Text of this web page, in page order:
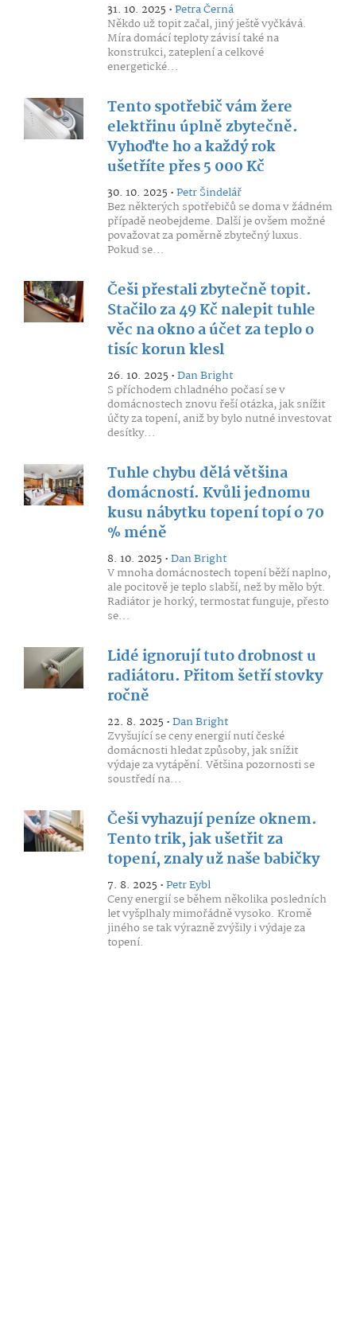
31. 10. 2025 •Petra Černá
Někdo už topit začal, jiný ještě vyčkává.
Míra domácí teploty závisí také na
konstrukci, zateplení a celkové
energetické...
Tento spotřebič vám žere
elektřinu úplně zbytečně.
Vyhoďte ho a každý rok
ušetříte přes 5 000 Kč
30. 10. 2025 •Petr Šindelář
Bez některých spotřebičů se doma v žádném
případě neobejdeme. Další je ovšem možné
považovat za poměrně zbytečný luxus.
Pokud se...
Češi přestali zbytečně topit.
Stačilo za 49 Kč nalepit tuhle
věc na okno a účet za teplo o
tisíc korun klesl
26. 10. 2025 •Dan Bright
S příchodem chladného počasí se v
domácnostech znovu řeší otázka, jak snížit
účty za topení, aniž by bylo nutné investovat
desítky...
Tuhle chybu dělá většina
domácností. Kvůli jednomu
kusu nábytku topení topí o 70
% méně
8. 10. 2025 •Dan Bright
V mnoha domácnostech topení běží naplno,
ale pocitově je teplo slabší, než by mělo být.
Radiátor je horký, termostat funguje, přesto
se...
Lidé ignorují tuto drobnost u
radiátoru. Přitom šetří stovky
ročně
22. 8. 2025 •Dan Bright
Zvyšující se ceny energií nutí české
domácnosti hledat způsoby, jak snížit
výdaje za vytápění. Většina pozornosti se
soustředí na...
Češi vyhazují peníze oknem.
Tento trik, jak ušetřit za
topení, znaly už naše babičky
7. 8. 2025 •Petr Eybl
Ceny energií se během několika posledních
let vyšplhaly mimořádně vysoko. Kromě
jiného se tak výrazně zvýšily i výdaje za
topení.